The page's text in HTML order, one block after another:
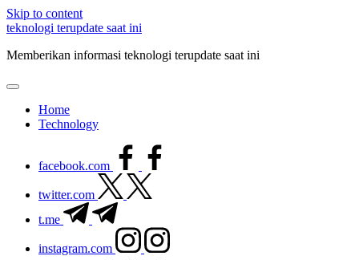
Skip to content
teknologi terupdate saat ini
Memberikan informasi teknologi terupdate saat ini
Home
Technology
facebook.com
twitter.com
t.me
instagram.com